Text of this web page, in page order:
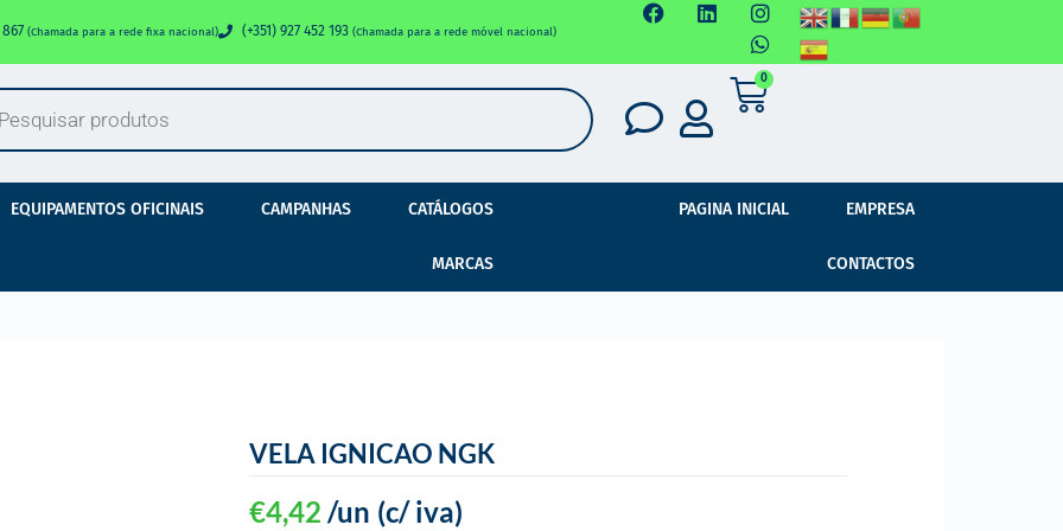
867 (Chamada para a rede fixa nacional) (+351) 927 452 193 (Chamada para a rede móvel nacional)
0
EQUIPAMENTOS OFICINAIS CAMPANHAS CATÁLOGOS
MARCAS
PAGINA INICIAL EMPRESA
CONTACTOS
VELA IGNICAO NGK
€4,42 (c/ iva)
/un